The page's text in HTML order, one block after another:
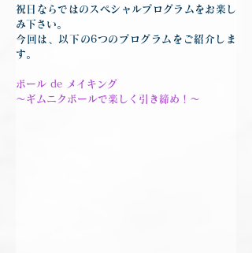
祝日ならではのスペシャルプログラムをお楽し
み下さい。
今回は、以下の6つのプログラムをご紹介しま
す。
ボール de メイキング
～ギムニクボールで楽しく引き締め！～